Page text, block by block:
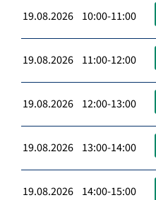
19.08.2026 10:00-11:00
19.08.2026 11:00-12:00
19.08.2026 12:00-13:00
19.08.2026 13:00-14:00
19.08.2026 14:00-15:00